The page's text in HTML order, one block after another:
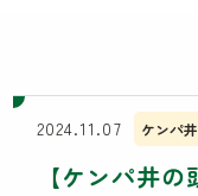
ケンパの
SDGs奨学金
Lunch Trip
2024.11.07 ケンパ
【ケンパ井